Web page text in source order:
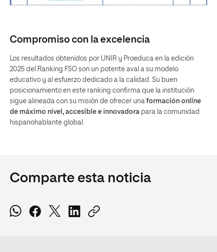
Compromiso con la excelencia
Los resultados obtenidos por UNIR y Proeduca en la edición
2025 del Ranking FSO son un potente aval a su modelo
educativo y al esfuerzo dedicado a la calidad. Su buen
posicionamiento en este ranking confirma que la institución
sigue alineada con su misión de ofrecer una formación online
de máximo nivel, accesible e innovadora para la comunidad
hispanohablante global.
Comparte esta noticia